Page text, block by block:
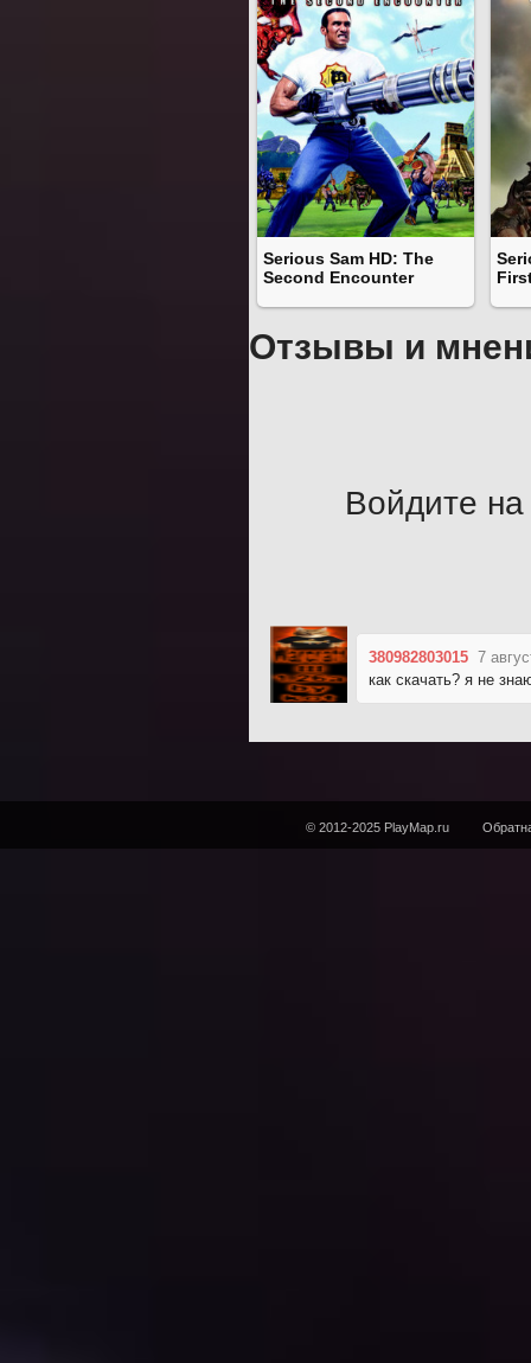
Serious Sam HD: The
Second Encounter
Отзывы и
Войдите на
380982803015 7
как скачать? я не
© 2012-2025 PlayMap.ru